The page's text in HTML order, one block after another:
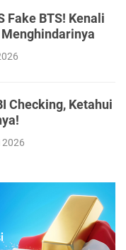
Fake BTS! Kenali
Checking, Ketahui